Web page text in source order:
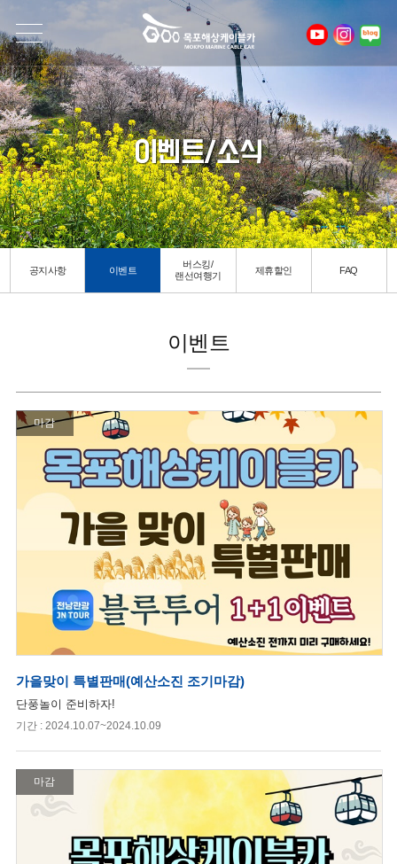
이벤트/소식
공지사항 이벤트
버스킹/
랜선여행기
제휴할인 FAQ
이벤트
마감
가을맞이 특별판매(예산소진 조기마감)
단풍놀이 준비하자!
기간 : 2024.10.07~2024.10.09
마감